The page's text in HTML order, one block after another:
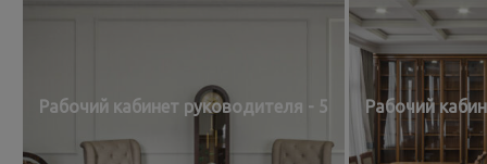
Рабочий кабинет руководителя - 5 Рабочий